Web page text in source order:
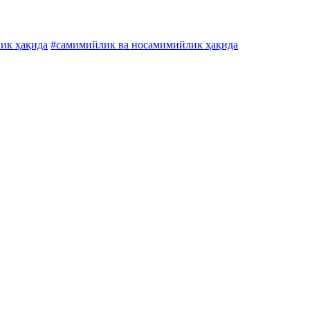
ҳақида #самимийлик ва носамимийлик ҳақида